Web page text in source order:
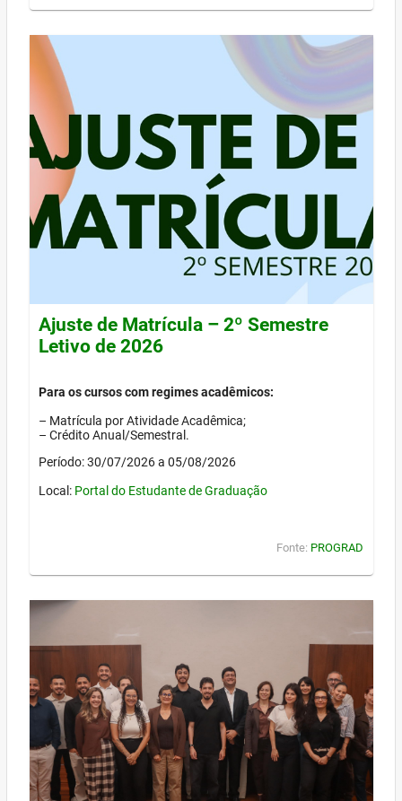
Ajuste de Matrícula – 2º Semestre
Letivo de 2026
Para os cursos com regimes acadêmicos:
– Matrícula por Atividade Acadêmica;
– Crédito Anual/Semestral.
Período: 30/07/2026 a 05/08/2026
Local: Portal do Estudante de Graduação
Fonte: PROGRAD